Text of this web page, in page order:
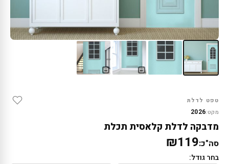
טפט לדלת
מקט:2026
מדבקה לדלת קלאסית תכלת
סה"כ:₪119
בחר גודל: